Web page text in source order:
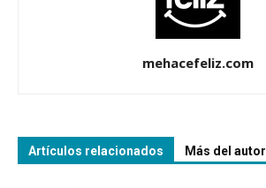
mehacefeliz.com
Artículos relacionados Más del autor